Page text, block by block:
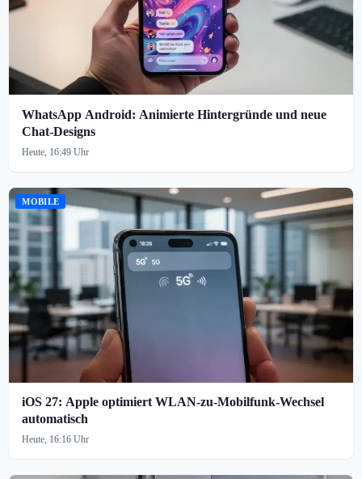
WhatsApp Android: Animierte Hintergründe und neue
Chat-Designs
Heute, 16:49 Uhr
MOBILE
iOS 27: Apple optimiert WLAN-zu-Mobilfunk-Wechsel
automatisch
Heute, 16:16 Uhr